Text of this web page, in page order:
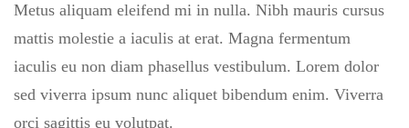
Metus aliquam eleifend mi in nulla. Nibh mauris cursus
mattis molestie a iaculis at erat. Magna fermentum
iaculis eu non diam phasellus vestibulum. Lorem dolor
sed viverra ipsum nunc aliquet bibendum enim. Viverra
orci sagittis eu volutpat.